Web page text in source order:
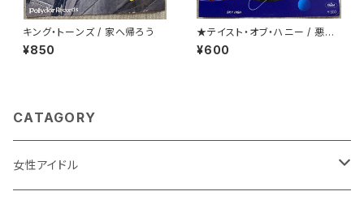
キング・トーンズ / 家へ帰ろう
¥850
★テイスト・オブ・ハニー / 悪魔
のディスコ・ダンス
¥600
CATAGORY
女性アイドル